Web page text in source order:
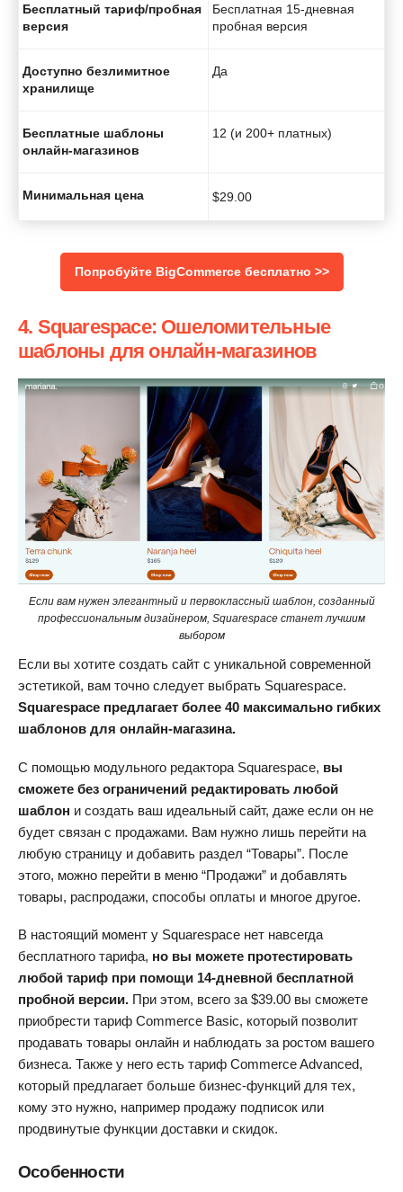
Бесплатный тариф/пробная
версия
Бесплатная 15-дневная
пробная версия
Доступно безлимитное
хранилище
Да
Бесплатные шаблоны
онлайн-магазинов
12 (и 200+ платных)
Минимальная цена $29.00
Попробуйте BigCommerce бесплатно >>
4. Squarespace: Ошеломительные
шаблоны для онлайн-магазинов
Если вам нужен элегантный и первоклассный шаблон, созданный
профессиональным дизайнером, Squarespace станет лучшим
выбором
Если вы хотите создать сайт с уникальной современной
эстетикой, вам точно следует выбрать Squarespace.
Squarespace предлагает более 40 максимально гибких
шаблонов для онлайн-магазина.
С помощью модульного редактора Squarespace, вы
сможете без ограничений редактировать любой
шаблон и создать ваш идеальный сайт, даже если он не
будет связан с продажами. Вам нужно лишь перейти на
любую страницу и добавить раздел “Товары”. После
этого, можно перейти в меню “Продажи” и добавлять
товары, распродажи, способы оплаты и многое другое.
В настоящий момент у Squarespace нет навсегда
бесплатного тарифа, но вы можете протестировать
любой тариф при помощи 14-дневной бесплатной
пробной версии. При этом, всего за $39.00 вы сможете
приобрести тариф Commerce Basic, который позволит
продавать товары онлайн и наблюдать за ростом вашего
бизнеса. Также у него есть тариф Commerce Advanced,
который предлагает больше бизнес-функций для тех,
кому это нужно, например продажу подписок или
продвинутые функции доставки и скидок.
Особенности